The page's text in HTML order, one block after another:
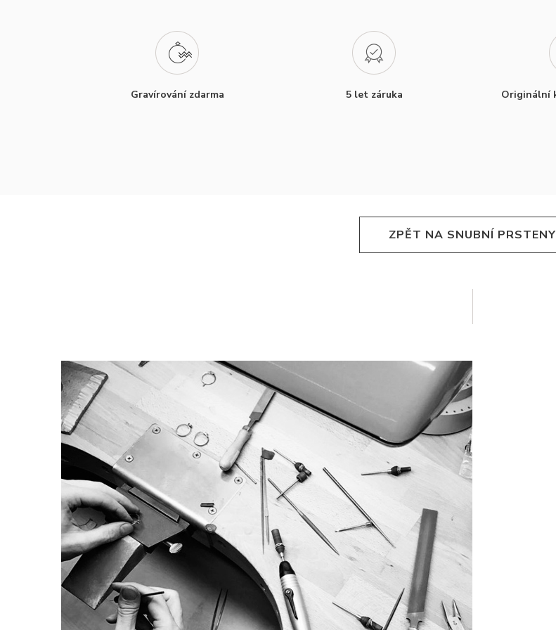
Gravírování zdarma 5 let záruka
Originální
ZPĚT NA SNUBNÍ PRSTENY